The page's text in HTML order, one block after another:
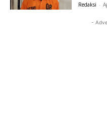
Redaksi -
-